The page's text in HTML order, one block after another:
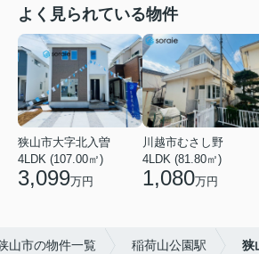
よく見られている物件
狭山市大字北入曽
4LDK (107.00㎡)
3,099万円
川越市むさし野
4LDK (81.80㎡)
1,080万円
山市の物件一覧 稲荷山公園駅 狭